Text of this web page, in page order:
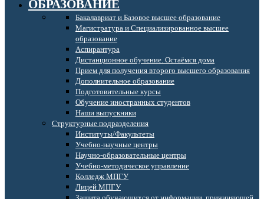
ОБРАЗОВАНИЕ
Бакалавриат и Базовое высшее образование
Магистратура и Специализированное высшее
образование
Аспирантура
Дистанционное обучение. Остаёмся дома
Прием для получения второго высшего образования
Дополнительное образование
Подготовительные курсы
Обучение иностранных студентов
Наши выпускники
Структурные подразделения
Институты/Факультеты
Учебно-научные центры
Научно-образовательные центры
Учебно-методическое управление
Колледж МПГУ
Лицей МПГУ